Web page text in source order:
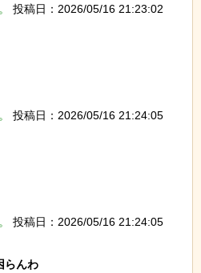
投稿日：2026/05/16 21:23:02
投稿日：2026/05/16 21:24:05
投稿日：2026/05/16 21:24:05
らんわ